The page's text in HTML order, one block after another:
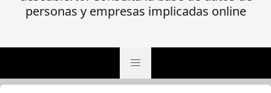
personas y empresas implicadas online